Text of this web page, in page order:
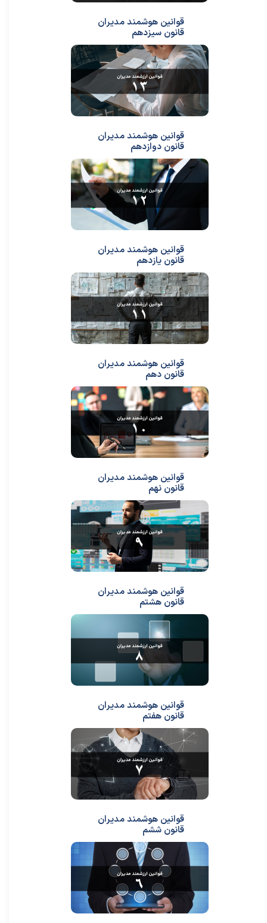
قوانین هوشمند مدیران
قانون سیزدهم
قوانین هوشمند مدیران
قانون دوازدهم
قوانین هوشمند مدیران
قانون یازدهم
قوانین هوشمند مدیران
قانون دهم
قوانین هوشمند مدیران
قانون نهم
قوانین هوشمند مدیران
قانون هشتم
قوانین هوشمند مدیران
قانون هفتم
قوانین هوشمند مدیران
قانون ششم